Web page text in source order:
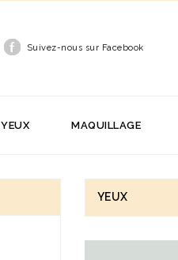
Suivez-nous sur Facebook
YEUX MAQUILLAGE
YEUX